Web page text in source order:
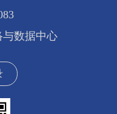
数据中心